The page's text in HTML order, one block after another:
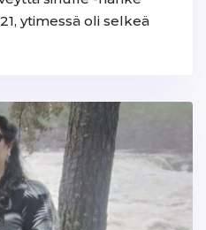
ytimessä oli selkeä